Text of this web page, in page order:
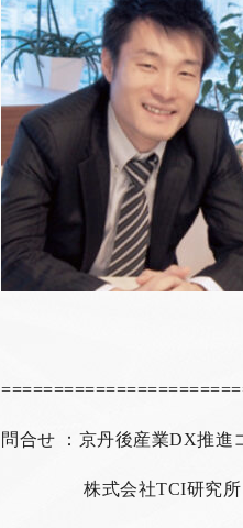
問合せ ：京丹後産業DX推
株式会社TCI研究